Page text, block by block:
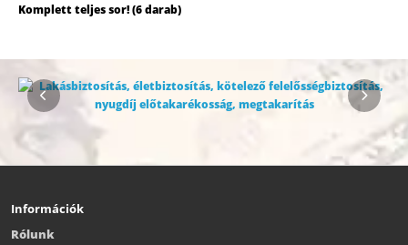
Komplett teljes sor! (6 darab)
Használati útmutató
Általános szerződési feltételek